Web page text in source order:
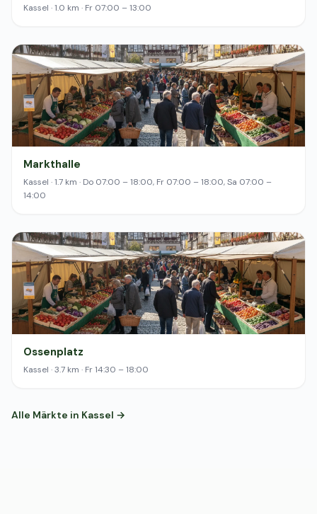
Kassel · 1.0 km · Fr 07:00 – 13:00
Markthalle
Kassel · 1.7 km · Do 07:00 – 18:00, Fr 07:00 – 18:00, Sa 07:00 –
14:00
Ossenplatz
Kassel · 3.7 km · Fr 14:30 – 18:00
Alle Märkte in Kassel →